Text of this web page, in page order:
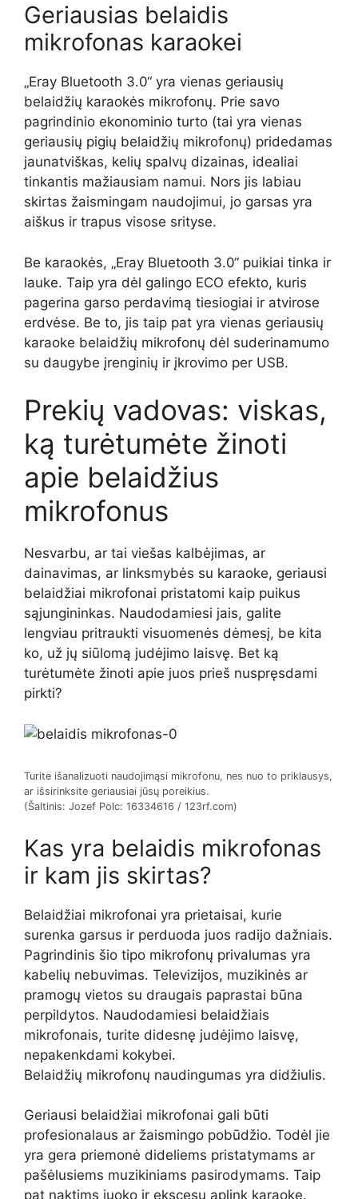
Geriausias belaidis
mikrofonas karaokei
„Eray Bluetooth 3.0“ yra vienas geriausių
belaidžių karaokės mikrofonų. Prie savo
pagrindinio ekonominio turto (tai yra vienas
geriausių pigių belaidžių mikrofonų) pridedamas
jaunatviškas, kelių spalvų dizainas, idealiai
tinkantis mažiausiam namui. Nors jis labiau
skirtas žaismingam naudojimui, jo garsas yra
aiškus ir trapus visose srityse.
Be karaokės, „Eray Bluetooth 3.0“ puikiai tinka ir
lauke. Taip yra dėl galingo ECO efekto, kuris
pagerina garso perdavimą tiesiogiai ir atvirose
erdvėse. Be to, jis taip pat yra vienas geriausių
karaoke belaidžių mikrofonų dėl suderinamumo
su daugybe įrenginių ir įkrovimo per USB.
Prekių vadovas: viskas,
ką turėtumėte žinoti
apie belaidžius
mikrofonus
Nesvarbu, ar tai viešas kalbėjimas, ar
dainavimas, ar linksmybės su karaoke, geriausi
belaidžiai mikrofonai pristatomi kaip puikus
sąjungininkas. Naudodamiesi jais, galite
lengviau pritraukti visuomenės dėmesį, be kita
ko, už jų siūlomą judėjimo laisvę. Bet ką
turėtumėte žinoti apie juos prieš nuspręsdami
pirkti?
Turite išanalizuoti naudojimąsi mikrofonu, nes nuo to priklausys,
ar išsirinksite geriausiai jūsų poreikius.
(Šaltinis: Jozef Polc: 16334616 / 123rf.com)
Kas yra belaidis mikrofonas
ir kam jis skirtas?
Belaidžiai mikrofonai yra prietaisai, kurie
surenka garsus ir perduoda juos radijo dažniais.
Pagrindinis šio tipo mikrofonų privalumas yra
kabelių nebuvimas. Televizijos, muzikinės ar
pramogų vietos su draugais paprastai būna
perpildytos. Naudodamiesi belaidžiais
mikrofonais, turite didesnę judėjimo laisvę,
nepakenkdami kokybei.
Belaidžių mikrofonų naudingumas yra didžiulis.
Geriausi belaidžiai mikrofonai gali būti
profesionalaus ar žaismingo pobūdžio. Todėl jie
yra gera priemonė dideliems pristatymams ar
pašėlusiems muzikiniams pasirodymams. Taip
pat naktims juoko ir ekscesų aplink karaokę.